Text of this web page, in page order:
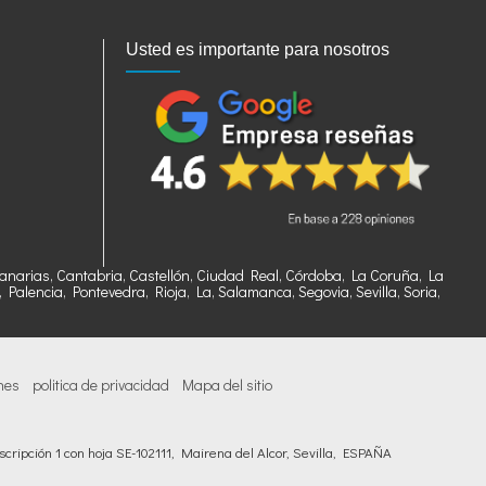
Usted es importante para nosotros
Cantabria, Castellón, Ciudad Real, Córdoba, La Coruña, La
Pontevedra, Rioja, La, Salamanca, Segovia, Sevilla, Soria,
politica de privacidad
Mapa del sitio
1 con hoja SE-102111, Mairena del Alcor, Sevilla, ESPAÑA